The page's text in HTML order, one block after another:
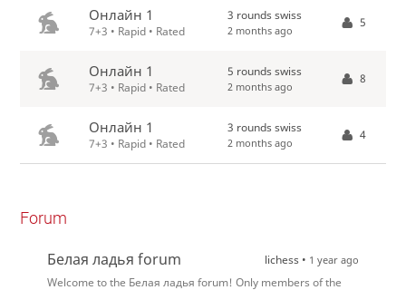
Онлайн 1
7+3 • Rapid • Rated
3 rounds swiss
2 months ago
5
Онлайн 1
7+3 • Rapid • Rated
5 rounds swiss
2 months ago
8
Онлайн 1
7+3 • Rapid • Rated
3 rounds swiss
2 months ago
4
Forum
Белая ладья forum lichess • 1 year ago
Welcome to the Белая ладья forum! Only members of the